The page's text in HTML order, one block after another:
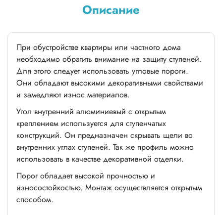
Описание
При обустройстве квартиры или частного дома
необходимо обратить внимание на защиту ступеней.
Для этого следует использовать угловые пороги.
Они обладают высокими декоративными свойствами
и замедляют износ материалов.
Угол внутренний алюминиевый с открытым
креплением используется для ступенчатых
конструкций. Он предназначен скрывать щели во
внутренних углах ступеней. Так же профиль можно
использовать в качестве декоративной отделки.
Порог обладает высокой прочностью и
износостойкостью. Монтаж осуществляется открытым
способом.